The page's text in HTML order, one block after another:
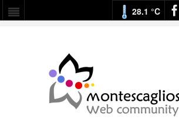
28.1 °C